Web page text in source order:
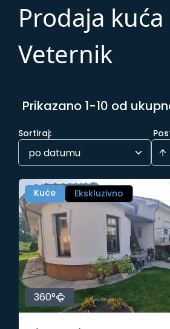
Prodaja kuća
Veternik
Prikazano 1-10 od
Sortiraj:
po datumu
Kuće Ekskluzivno
360°